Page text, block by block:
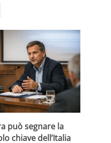
può segnare la
chiave dell’Italia